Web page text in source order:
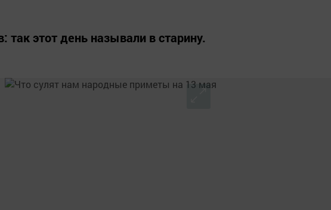
так этот день называли в старину.